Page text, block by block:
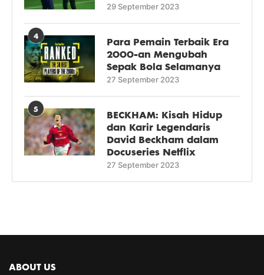
29 September 2023
4
Para Pemain Terbaik Era
2000-an Mengubah
Sepak Bola Selamanya
27 September 2023
5
BECKHAM: Kisah Hidup
dan Karir Legendaris
David Beckham dalam
Docuseries Netflix
27 September 2023
ABOUT US